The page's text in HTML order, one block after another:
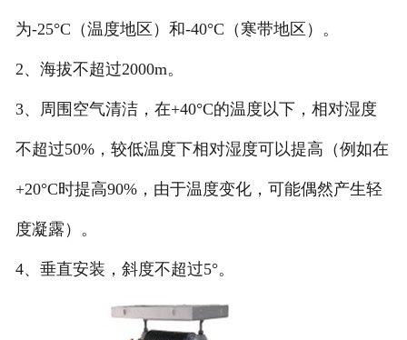
为-25°C（温度地区）和-40°C（寒带地区）。
2、海拔不超过2000m。
3、周围空气清洁，在+40°C的温度以下，相对湿度
不超过50%，较低温度下相对湿度可以提高（例如在
+20°C时提高90%，由于温度变化，可能偶然产生轻
度凝露）。
4、垂直安装，斜度不超过5°。